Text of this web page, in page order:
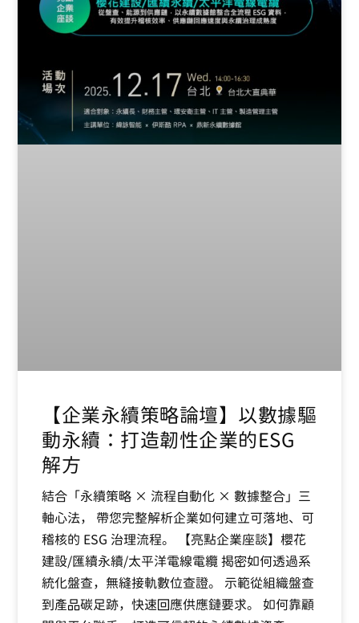
【企業永續策略論壇】以數據驅
動永續：打造韌性企業的ESG
解方
結合「永續策略 × 流程自動化 × 數據整合」三
軸心法， 帶您完整解析企業如何建立可落地、可
稽核的 ESG 治理流程。 【亮點企業座談】櫻花
建設/匯續永續/太平洋電線電纜 揭密如何透過系
統化盤查，無縫接軌數位查證。 示範從組織盤查
到產品碳足跡，快速回應供應鏈要求。 如何靠顧